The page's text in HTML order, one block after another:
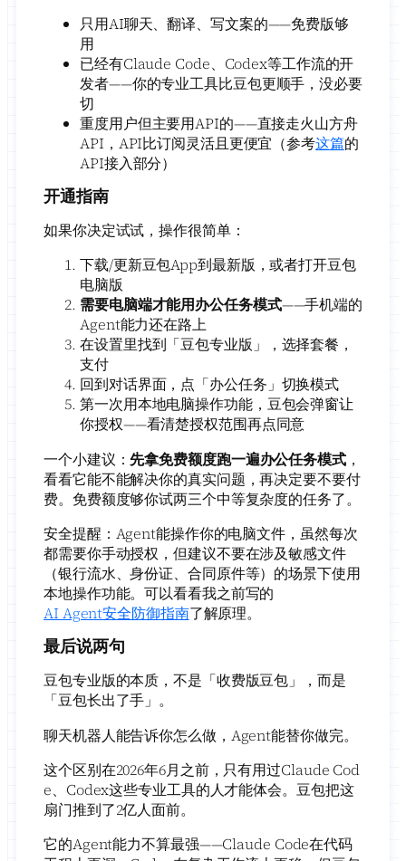
只用AI聊天、翻译、写文案的——免费版够
用
已经有Claude Code、Codex等工作流的开
发者——你的专业工具比豆包更顺手，没必要
切
重度用户但主要用API的——直接走火山方舟
API，API比订阅灵活且更便宜（参考这篇的
API接入部分）
开通指南
如果你决定试试，操作很简单：
下载/更新豆包App到最新版，或者打开豆包
电脑版
需要电脑端才能用办公任务模式——手机端的
Agent能力还在路上
在设置里找到「豆包专业版」，选择套餐，
支付
回到对话界面，点「办公任务」切换模式
第一次用本地电脑操作功能，豆包会弹窗让
你授权——看清楚授权范围再点同意
一个小建议： 先拿免费额度跑一遍办公任务模式，
看看它能不能解决你的真实问题，再决定要不要付
费。免费额度够你试两三个中等复杂度的任务了。
安全提醒：Agent能操作你的电脑文件，虽然每次
都需要你手动授权，但建议不要在涉及敏感文件
（银行流水、身份证、合同原件等）的场景下使用
本地操作功能。可以看看我之前写的
AI Agent安全防御指南了解原理。
最后说两句
豆包专业版的本质，不是「收费版豆包」，而是
「豆包长出了手」。
聊天机器人能告诉你怎么做，Agent能替你做完。
这个区别在2026年6月之前，只有用过Claude Cod
e、Codex这些专业工具的人才能体会。豆包把这
扇门推到了2亿人面前。
它的Agent能力不算最强——Claude Code在代码